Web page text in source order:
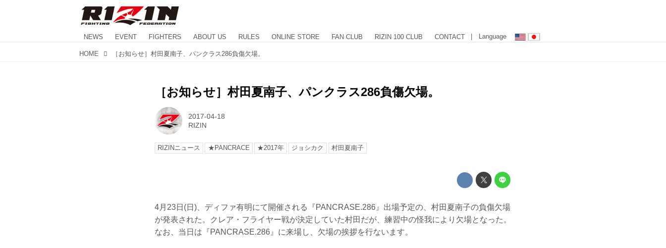
NEWS EVENT FIGHTERS ABOUT US RULES ONLINE STORE FAN CLUB RIZIN 100 CLUB CONTACT | Language
HOME ［お知らせ］村田夏南子、パンクラス286負傷欠場。
［お知らせ］村田夏南子、パンクラス286負傷欠場。
2017-04-18
RIZIN
RIZINニュース ★PANCRACE ★2017年 ジョシカク 村田夏南子
4月23日(日)、ディファ有明にて開催される『PANCRASE.286』出場予定の、村田夏南子の負傷欠場
が発表された。クレア・フライヤー戦が決定していた村田だが、練習中の怪我により欠場となった。
なお、当日は『PANCRASE.286』に来場し、欠場の挨拶を行ないます。